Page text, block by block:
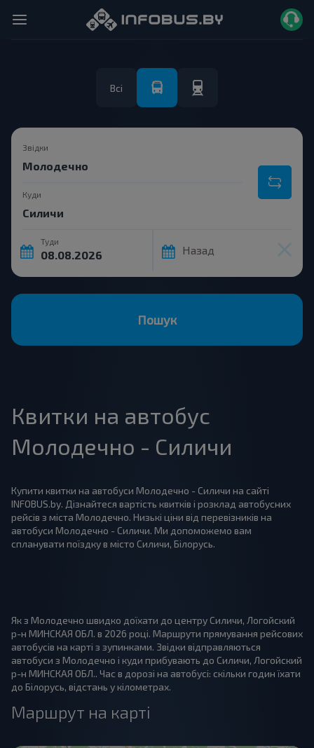
Всі
Звідки
Куди
Туди
Назад
Пошук
Квитки на автобус
Молодечно - Силичи
Купити квитки на автобуси Молодечно - Силичи на сайті
INFOBUS.by. Дізнайтеся вартість квитків і розклад автобусних
рейсів з міста Молодечно. Низькі ціни від перевізників на
автобуси Молодечно - Силичи. Ми допоможемо вам
спланувати поїздку в місто Силичи, Білорусь.
Як з Молодечно швидко доїхати до центру Силичи, Логойский
р-н МИНСКАЯ ОБЛ. в 2026 році. Маршрути прямування рейсових
автобусів на карті з зупинками. Звідки відправляються
автобуси з Молодечно і куди прибувають до Силичи, Логойский
р-н МИНСКАЯ ОБЛ.. Час в дорозі на автобусі: скільки годин їхати
до Білорусь, відстань у кілометрах.
Маршрут на карті